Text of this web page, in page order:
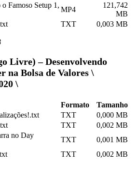
Famoso Setup 1,
MP4
121,742
MB
TXT 0,003 MB
Livre) – Desenvolvendo
na Bolsa de Valores \
\
Formato
Tamanho
TXT
0,000 MB
TXT
0,002 MB
no Day
TXT
0,001 MB
TXT 0,002 MB